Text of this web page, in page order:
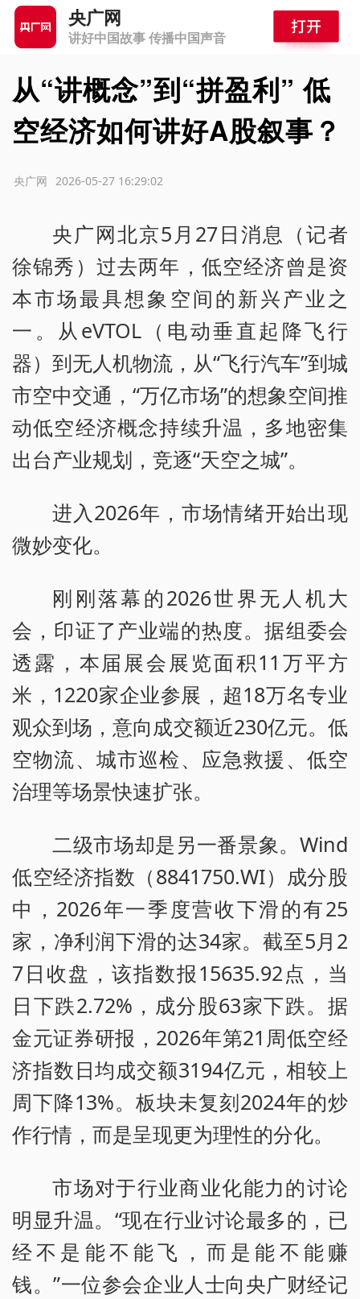
央广网
讲好中国故事 传播中国声音
从“讲概念”到“拼盈利” 低
空经济如何讲好A股叙事？
2026-05-27 16:29:02
央广网
央广网北京5月27日消息（记者
徐锦秀）过去两年，低空经济曾是资
本市场最具想象空间的新兴产业之
一。从eVTOL（电动垂直起降飞行
器）到无人机物流，从“飞行汽车”到城
市空中交通，“万亿市场”的想象空间推
动低空经济概念持续升温，多地密集
出台产业规划，竞逐“天空之城”。
进入2026年，市场情绪开始出现
微妙变化。
刚刚落幕的2026世界无人机大
会，印证了产业端的热度。据组委会
透露，本届展会展览面积11万平方
米，1220家企业参展，超18万名专业
观众到场，意向成交额近230亿元。低
空物流、城市巡检、应急救援、低空
治理等场景快速扩张。
二级市场却是另一番景象。Wind
低空经济指数（8841750.WI）成分股
中，2026年一季度营收下滑的有25
家，净利润下滑的达34家。截至5月2
7日收盘，该指数报15635.92点，当
日下跌2.72%，成分股63家下跌。据
金元证券研报，2026年第21周低空经
济指数日均成交额3194亿元，相较上
周下降13%。板块未复刻2024年的炒
作行情，而是呈现更为理性的分化。
市场对于行业商业化能力的讨论
明显升温。“现在行业讨论最多的，已
经不是能不能飞，而是能不能赚
钱。”一位参会企业人士向央广财经记